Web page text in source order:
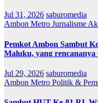
Jul 31, 2026 saburomedia
Ambon Metro Jurnalisme
Pemkot Ambon Sambut
Maluku, yang
Jul 29, 2026 saburomedia
Ambon Metro Politik &